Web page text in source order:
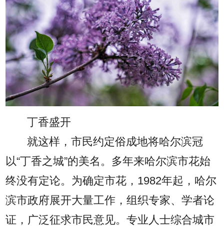
丁香盛开
就这样，市民约定俗成地将哈尔滨冠
以“丁香之城”的美名。多年来哈尔滨市花始
终没有定论。为确定市花，1982年起，哈尔
滨市政府展开大量工作，组织专家、学者论
证，广泛征求市民意见。专业人士综合城市